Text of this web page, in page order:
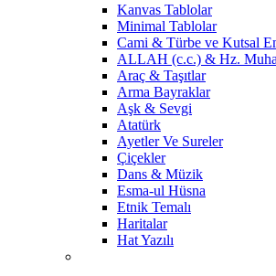
Kanvas Tablolar
Minimal Tablolar
Cami & Türbe ve Kutsal
ALLAH (c.c.) & Hz.
Araç & Taşıtlar
Arma Bayraklar
Aşk & Sevgi
Atatürk
Ayetler Ve Sureler
Çiçekler
Dans & Müzik
Esma-ul Hüsna
Etnik Temalı
Haritalar
Hat Yazılı